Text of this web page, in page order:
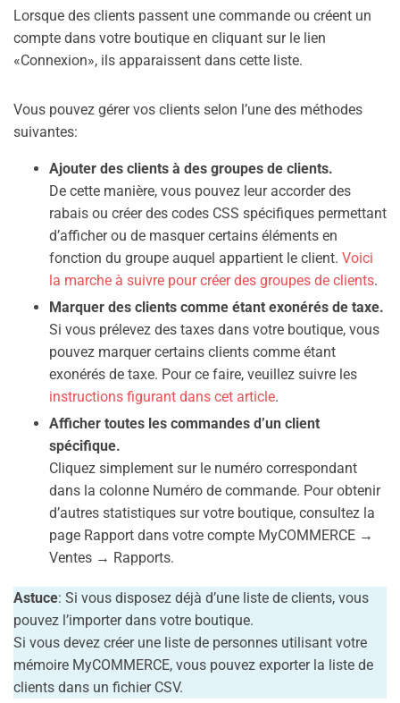
Lorsque des clients passent une commande ou créent un
compte dans votre boutique en cliquant sur le lien
«Connexion», ils apparaissent dans cette liste.
Vous pouvez gérer vos clients selon l’une des méthodes
suivantes:
Ajouter des clients à des groupes de clients.
De cette manière, vous pouvez leur accorder des
rabais ou créer des codes CSS spécifiques permettant
d’afficher ou de masquer certains éléments en
fonction du groupe auquel appartient le client. Voici
la marche à suivre pour créer des groupes de clients.
Marquer des clients comme étant exonérés de taxe.
Si vous prélevez des taxes dans votre boutique, vous
pouvez marquer certains clients comme étant
exonérés de taxe. Pour ce faire, veuillez suivre les
instructions figurant dans cet article.
Afficher toutes les commandes d’un client
spécifique.
Cliquez simplement sur le numéro correspondant
dans la colonne Numéro de commande. Pour obtenir
d’autres statistiques sur votre boutique, consultez la
page Rapport dans votre compte MyCOMMERCE →
Ventes → Rapports.
Astuce: Si vous disposez déjà d’une liste de clients, vous
pouvez l’importer dans votre boutique.
Si vous devez créer une liste de personnes utilisant votre
mémoire MyCOMMERCE, vous pouvez exporter la liste de
clients dans un fichier CSV.